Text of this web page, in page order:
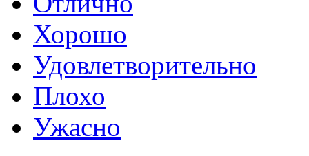
Хорошо
Удовлетворительно
Плохо
Ужасно